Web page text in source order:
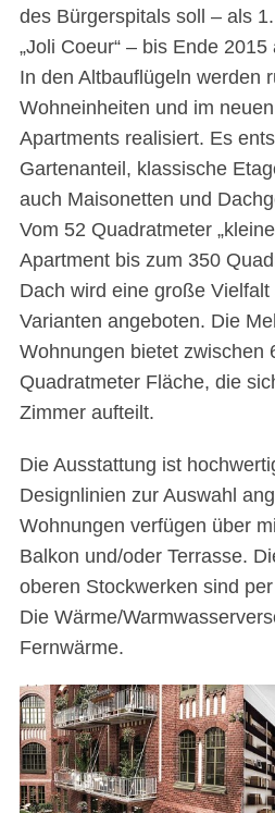
des Bürgerspitals soll – als
„Joli Coeur“ – bis Ende
In den Altbauflügeln werden
Wohneinheiten und im
Apartments realisiert. Es
Gartenanteil, klassische
auch Maisonetten und
Vom 52 Quadratmeter
Apartment bis zum 350
Dach wird eine große
Varianten angeboten. Die
Wohnungen bietet zwischen
Quadratmeter Fläche, die
Zimmer aufteilt.
Die Ausstattung ist
Designlinien zur Auswahl
Wohnungen verfügen über
Balkon und/oder Terrasse.
oberen Stockwerken sind
Die Wärme/
Fernwärme.